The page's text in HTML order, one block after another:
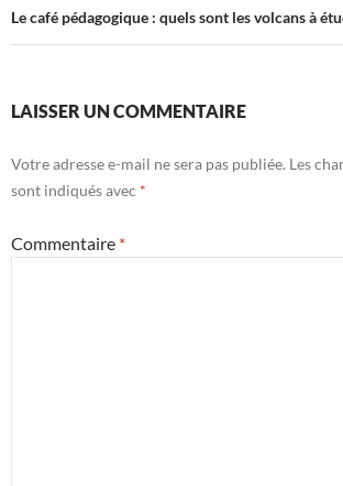
Le café pédagogique : quels sont les volcans à
LAISSER UN COMMENTAIRE
Votre adresse e-mail ne sera pas publiée. Les
sont indiqués avec *
Commentaire *